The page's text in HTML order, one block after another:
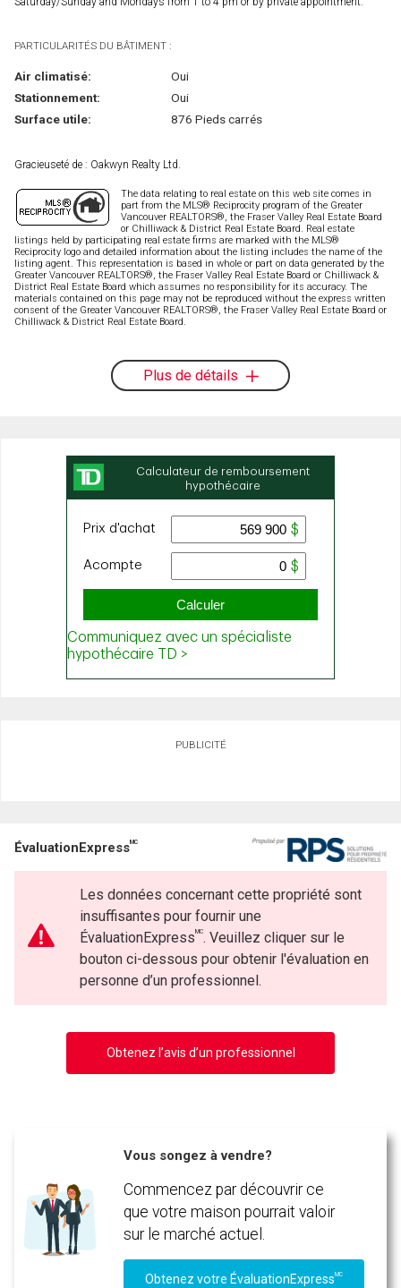
PARTICULARITÉS DU BÂTIMENT :
Air climatisé:
Oui
Stationnement:
Oui
Surface utile:
876 Pieds carrés
Gracieuseté de : Oakwyn Realty Ltd.
The data relating to real estate on this web site comes in
part from the MLS® Reciprocity program of the Greater
Vancouver REALTORS®, the Fraser Valley Real Estate Board
or Chilliwack & District Real Estate Board. Real estate
listings held by participating real estate firms are marked with the MLS®
Reciprocity logo and detailed information about the listing includes the name of the
listing agent. This representation is based in whole or part on data generated by the
Greater Vancouver REALTORS®, the Fraser Valley Real Estate Board or Chilliwack &
District Real Estate Board which assumes no responsibility for its accuracy. The
materials contained on this page may not be reproduced without the express written
consent of the Greater Vancouver REALTORS®, the Fraser Valley Real Estate Board or
Chilliwack & District Real Estate Board.
Plus de détails
PUBLICITÉ
ÉvaluationExpressMC
Les données concernant cette propriété sont
insuffisantes pour fournir une
ÉvaluationExpressMC. Veuillez cliquer sur le
bouton ci-dessous pour obtenir l'évaluation en
personne d’un professionnel.
Obtenez l’avis d’un professionnel
Vous songez à vendre?
Commencez par découvrir ce
que votre maison pourrait valoir
sur le marché actuel.
Obtenez votre ÉvaluationExpressMC